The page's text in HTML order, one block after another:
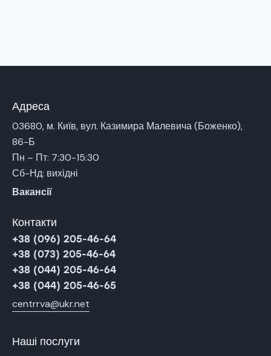
Адреса
03680, м. Київ, вул. Казимира Малевича (Боженко),
86-Б
Пн – Пт: 7:30-15:30
Сб-Нд: вихідні
Вакансії
Контакти
+38 (096) 205-46-64
+38 (073) 205-46-64
+38 (044) 205-46-64
+38 (044) 205-46-65
centrrva@ukr.net
Наші послуги